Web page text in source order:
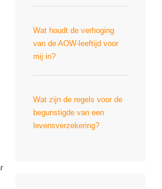
Wat houdt de verhoging
van de AOW-leeftijd voor
mij in?
Wat zijn de regels voor de
begunstigde van een
levensverzekering?